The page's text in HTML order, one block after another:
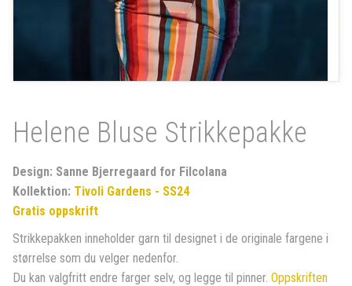
Helene Bluse Strikkepakke
Design: Sanne Bjerregaard for Filcolana
Kollektion: Tivoli Gardens - SS24
Gratis oppskrift
Strikkepakken inneholder garn til designet i de originale fargene i
størrelse som du velger nedenfor.
Du kan valgfritt endre farger selv, og legge til pinner. Oppskriften